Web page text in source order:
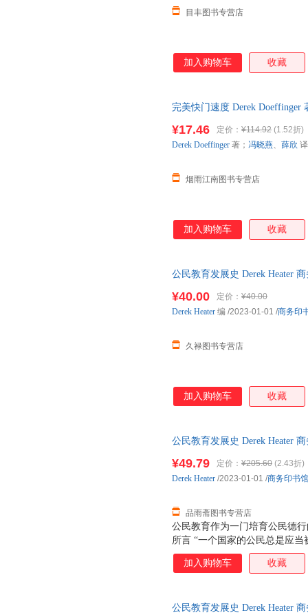
目丰图书专营店
加入购物车 收藏
完美快门速度 Derek
¥17.46 定价： ¥114.92 (1.52折)
烟雨江南图书专营店
Derek Doeffinger 著； 冯晓燕、 薛欣 译
加入购物车 收藏
公民教育发展史 Derek Heater
¥40.00 定价： ¥40.00
久禄图书专营店
Derek Heater 编 /2023-01-01 /商务印
加入购物车 收藏
公民教育发展史 Derek Heater
公民教育作为一门培育公民德
所言 “一个国家的公民总是应
（constitution）”。作为学校教
参与国家和社会公共生活、培
史特点进行了详系介绍分，是
¥49.79 定价： ¥205.60 (2.43折)
品雨斋图书专营店
Derek Heater /2023-01-01 /商务印书馆
加入购物车 收藏
公民教育发展史 Derek Heater